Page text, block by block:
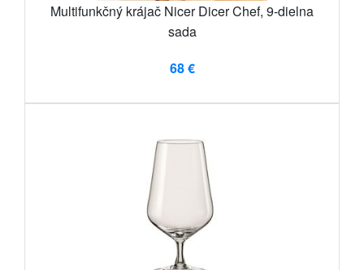
Multifunkčný krájač Nicer Dicer Chef, 9-dielna
sada
68 €